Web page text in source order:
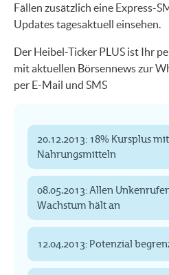
Fällen zusätzlich eine Express-
Updates tagesaktuell einsehen.
Der Heibel-Ticker PLUS ist Ihr
mit aktuellen Börsennews zur
per E-Mail und SMS
20.12.2013: 18% Kursplus
Nahrungsmitteln
08.05.2013: Allen
Wachstum hält an
12.04.2013: Potenzial